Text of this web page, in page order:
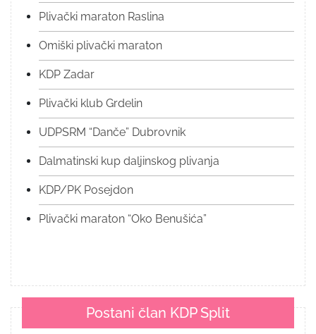
Plivački maraton Raslina
Omiški plivački maraton
KDP Zadar
Plivački klub Grdelin
UDPSRM “Danče” Dubrovnik
Dalmatinski kup daljinskog plivanja
KDP/PK Posejdon
Plivački maraton “Oko Benušića”
Postani član KDP Split